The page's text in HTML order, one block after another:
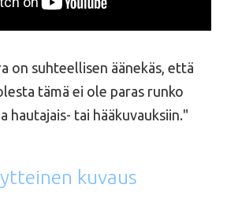
on suhteellisen äänekäs, että
tämä ei ole paras runko
hautajais- tai hääkuvauksiin.
kuvaus